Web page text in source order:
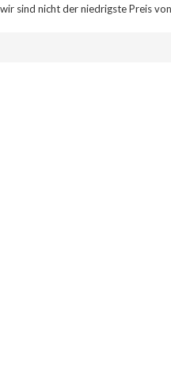
sind nicht der niedrigste Preis von